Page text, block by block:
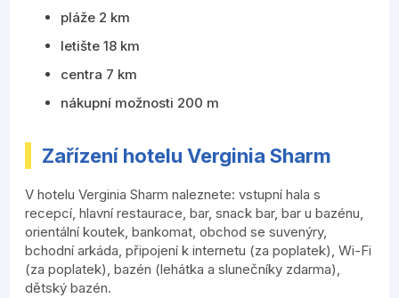
pláže 2 km
letište 18 km
centra 7 km
nákupní možnosti 200 m
Zařízení hotelu Verginia Sharm
V hotelu Verginia Sharm naleznete: vstupní hala s
recepcí, hlavní restaurace, bar, snack bar, bar u bazénu,
orientální koutek, bankomat, obchod se suvenýry,
bchodní arkáda, připojení k internetu (za poplatek), Wi-Fi
(za poplatek), bazén (lehátka a slunečníky zdarma),
dětský bazén.